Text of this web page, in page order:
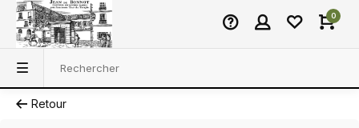
0
Retour